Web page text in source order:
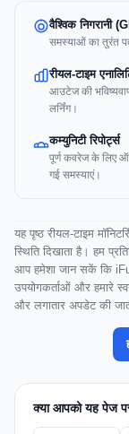
वैश्विक
समस्याओं का तुरंत
रीयल-टाइम
आउटेज की
लर्निंग।
कम्युनिटी रिपोर्ट्स
पूर्ण कवरेज के लिए
गई समस्याएं।
यह पृष्ठ रीयल-टाइम
स्थिति दिखाता है। हम
आप हमेशा जान सकें कि
उपयोगकर्ताओं और हमारे
और लगातार अपडेट की
क्या आपको यह पेज